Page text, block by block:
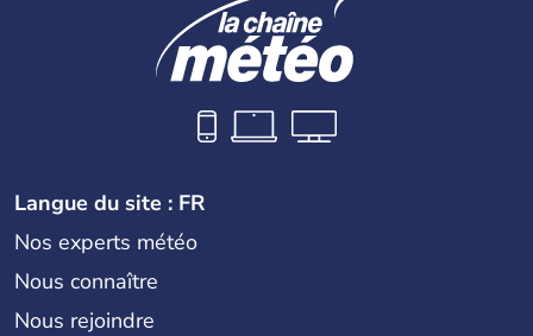
Langue du site : FR
Nos experts météo
Nous connaître
Nous rejoindre